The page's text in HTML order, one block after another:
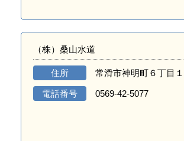
（株）桑山水道
住所 常滑市神明町６丁目１
電話番号 0569-42-5077